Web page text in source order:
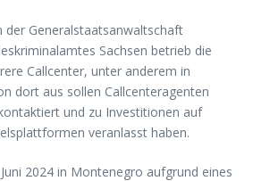
der Generalstaatsanwaltschaft
Sachsen betrieb die
Callcenter, unter anderem in
dort aus sollen Callcenteragenten
und zu Investitionen auf
veranlasst haben.
2024 in Montenegro aufgrund eines